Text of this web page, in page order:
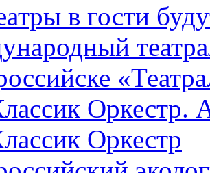
в гости
Оркестр.
Оркестр